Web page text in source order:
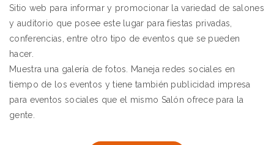
Sitio web para informar y promocionar la variedad de salones
y auditorio que posee este lugar para fiestas privadas,
conferencias, entre otro tipo de eventos que se pueden
hacer.
Muestra una galería de fotos. Maneja redes sociales en
tiempo de los eventos y tiene también publicidad impresa
para eventos sociales que el mismo Salón ofrece para la
gente.